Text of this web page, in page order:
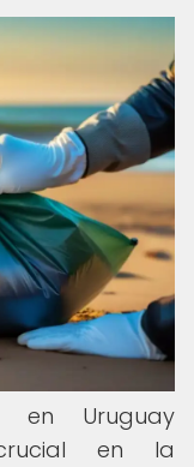
en Uruguay
en la